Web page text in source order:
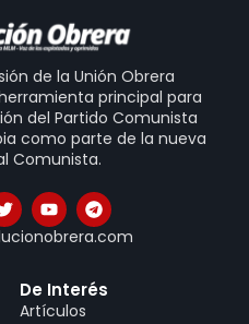
de la Unión Obrera
principal para
del Partido Comunista
como parte de la nueva
Comunista.
De Interés
Artículos